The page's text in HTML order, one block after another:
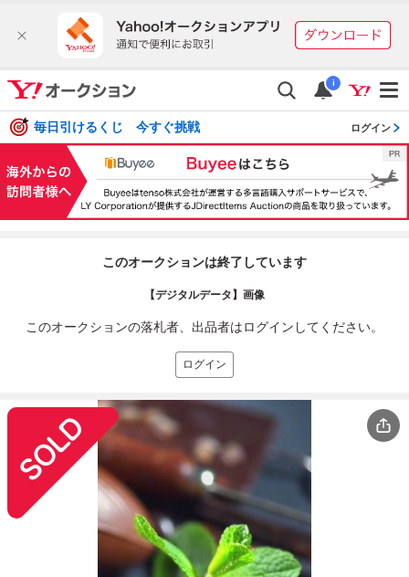
i
毎日引けるくじ 今すぐ挑戦 ログイン
このオークションは終了しています
【デジタルデータ】画像
このオークションの落札者、出品者はログインしてください。
ログイン